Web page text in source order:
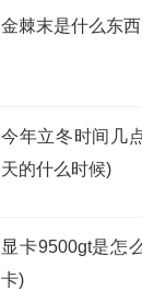
金棘末是什么东
今年立冬时间几
天的什么时候)
显卡9500gt是怎
卡)